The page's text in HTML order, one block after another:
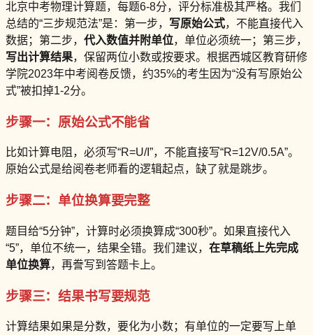
北京中考物理计算题，每题6-8分，评分标准极其严格。我们
总结的“三步规范法”是：第一步， 写原始公式，不能直接代入
数据；第二步， 代入数值并附单位，单位必须统一；第三步，
写出计算结果，保留两位小数或按要求。根据西城区教育研修
学院2023年中考阅卷反馈，约35%的考生因为“没有写原始公
式”被扣掉1-2分。
步骤一：原始公式不能省
比如计算电阻，必须写“R=U/I”，不能直接写“R=12V/0.5A”。
原始公式是给阅卷老师看的逻辑起点，缺了就是跳步。
步骤二：单位换算要完整
题目给“5分钟”，计算时必须换算成“300秒”。如果直接代入
“5”，单位不统一，结果全错。我们建议， 在草稿纸上先完成
单位换算，再誊写到答题卡上。
步骤三：结果书写要规范
计算结果如果是分数，要化为小数；有单位的一定要写上单